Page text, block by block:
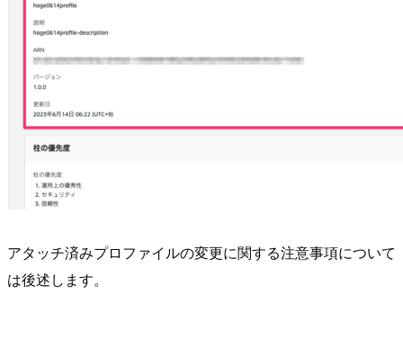
アタッチ済みプロファイルの変更に関する注意事項について
は後述します。